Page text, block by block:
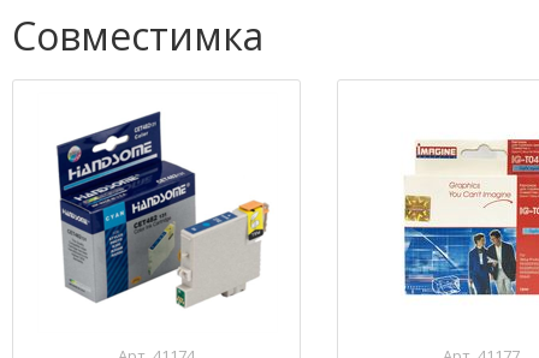
Совместимка